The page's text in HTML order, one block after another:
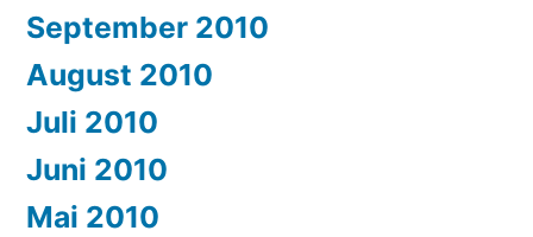
September 2010
August 2010
Juli 2010
Juni 2010
Mai 2010